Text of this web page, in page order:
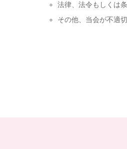
法律、法令もしくは
その他、当会が不適